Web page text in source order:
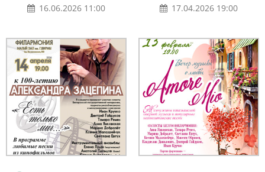
16.06.2026 11:00 17.04.2026 19:00